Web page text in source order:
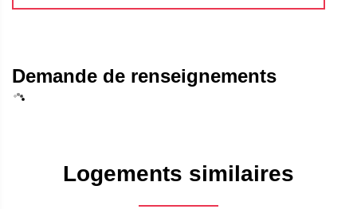
Demande de renseignements
Logements similaires